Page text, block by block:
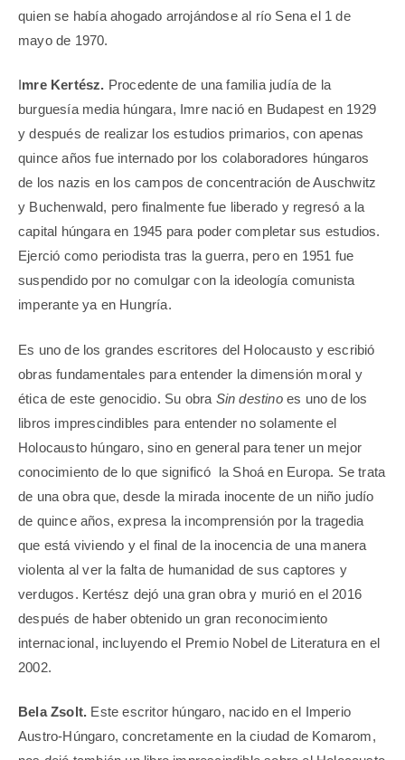
quien se había ahogado arrojándose al río Sena el 1 de
mayo de 1970.
Imre Kertész. Procedente de una familia judía de la
burguesía media húngara, Imre nació en Budapest en 1929
y después de realizar los estudios primarios, con apenas
quince años fue internado por los colaboradores húngaros
de los nazis en los campos de concentración de Auschwitz
y Buchenwald, pero finalmente fue liberado y regresó a la
capital húngara en 1945 para poder completar sus estudios.
Ejerció como periodista tras la guerra, pero en 1951 fue
suspendido por no comulgar con la ideología comunista
imperante ya en Hungría.
Es uno de los grandes escritores del Holocausto y escribió
obras fundamentales para entender la dimensión moral y
ética de este genocidio. Su obra Sin destinoes uno de los
libros imprescindibles para entender no solamente el
Holocausto húngaro, sino en general para tener un mejor
conocimiento de lo que significó la Shoá en Europa. Se trata
de una obra que, desde la mirada inocente de un niño judío
de quince años, expresa la incomprensión por la tragedia
que está viviendo y el final de la inocencia de una manera
violenta al ver la falta de humanidad de sus captores y
verdugos. Kertész dejó una gran obra y murió en el 2016
después de haber obtenido un gran reconocimiento
internacional, incluyendo el Premio Nobel de Literatura en el
2002.
Bela Zsolt. Este escritor húngaro, nacido en el Imperio
Austro-Húngaro, concretamente en la ciudad de Komarom,